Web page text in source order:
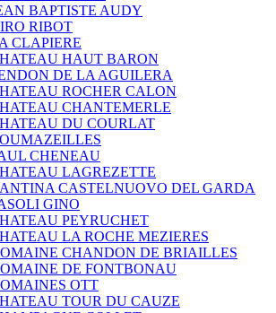
BAPTISTE AUDY
RIBOT
CLAPIERE
HAUT BARON
DE LA AGUILERA
ROCHER CALON
CHANTEMERLE
DU COURLAT
CHENEAU
LAGREZETTE
CASTELNUOVO DEL GARDA
GINO
PEYRUCHET
LA ROCHE MEZIERES
CHANDON DE BRIAILLES
DE FONTBONAU
OTT
TOUR DU CAUZE